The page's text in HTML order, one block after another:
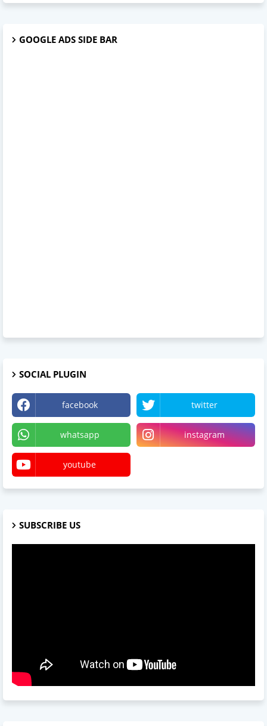
GOOGLE ADS SIDE BAR
SOCIAL PLUGIN
facebook twitter
whatsapp instagram
youtube
SUBSCRIBE US